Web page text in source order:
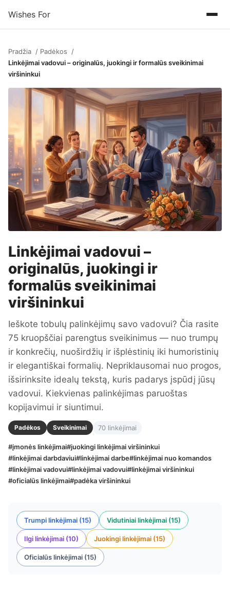
Wishes For
Pradžia
Padėkos
Linkėjimai vadovui – originalūs, juokingi ir formalūs sveikinimai
viršininkui
Linkėjimai vadovui –
originalūs, juokingi ir
formalūs sveikinimai
viršininkui
Ieškote tobulų palinkėjimų savo vadovui? Čia rasite
75 kruopščiai parengtus sveikinimus — nuo trumpų
ir konkrečių, nuoširdžių ir išplėstinių iki humoristinių
ir elegantiškai formalių. Nepriklausomai nuo progos,
išsirinksite idealų tekstą, kuris padarys įspūdį jūsų
vadovui. Kiekvienas palinkėjimas paruoštas
kopijavimui ir siuntimui.
Padėkos Sveikinimai 70 linkėjimai
#įmonės linkėjimai#juokingi linkėjimai viršininkui
#linkėjimai darbdaviui#linkėjimai darbe#linkėjimai nuo komandos
#linkėjimai vadovui#linkėjimai vadovui#linkėjimai viršininkui
#oficialūs linkėjimai#padėka viršininkui
Trumpi linkėjimai (15) Vidutiniai linkėjimai (15)
Ilgi linkėjimai (10) Juokingi linkėjimai (15)
Oficialūs linkėjimai (15)